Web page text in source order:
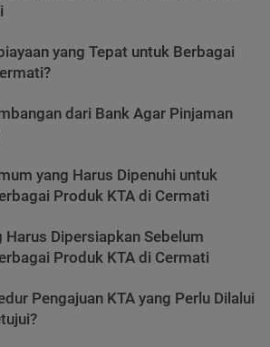
yang Tepat untuk Berbagai
dari Bank Agar Pinjaman
yang Harus Dipenuhi untuk
Produk KTA di Cermati
Harus Dipersiapkan Sebelum
Produk KTA di Cermati
Pengajuan KTA yang Perlu Dilalui